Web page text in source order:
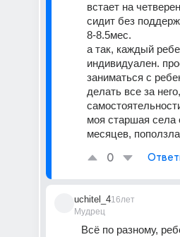
встает на
сидит без
8-8.5мес.
а так, каждый
индивидуален.
заниматься с
делать все за
моя старшая села
месяцев,
0
uchitel_4
Мудрец
16лет
Всё по разному,